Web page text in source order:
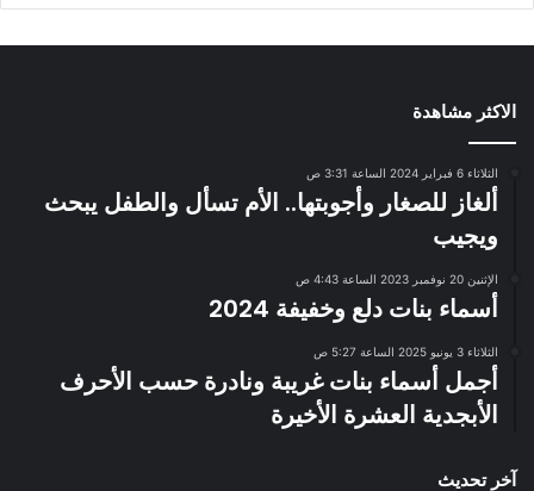
الاكثر مشاهدة
الثلاثاء 6 فبراير 2024 الساعة 3:31 ص
ألغاز للصغار وأجوبتها.. الأم تسأل والطفل يبحث
ويجيب
الإثنين 20 نوفمبر 2023 الساعة 4:43 ص
أسماء بنات دلع وخفيفة 2024
الثلاثاء 3 يونيو 2025 الساعة 5:27 ص
أجمل أسماء بنات غريبة ونادرة حسب الأحرف
الأبجدية العشرة الأخيرة
آخر تحديث